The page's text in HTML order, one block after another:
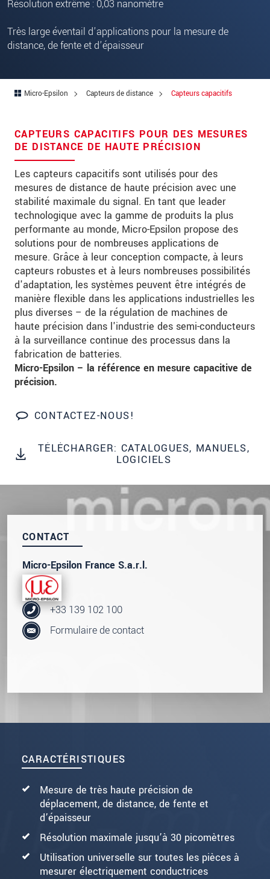
Résolution extrême : 0,03 nanomètre
Très large éventail d’applications pour la mesure de
distance, de fente et d’épaisseur
Micro-Epsilon Capteurs de distance Capteurs capacitifs
CAPTEURS CAPACITIFS POUR DES MESURES
DE DISTANCE DE HAUTE PRÉCISION
Les capteurs capacitifs sont utilisés pour des
mesures de distance de haute précision avec une
stabilité maximale du signal. En tant que leader
technologique avec la gamme de produits la plus
performante au monde, Micro-Epsilon propose des
solutions pour de nombreuses applications de
mesure. Grâce à leur conception compacte, à leurs
capteurs robustes et à leurs nombreuses possibilités
d'adaptation, les systèmes peuvent être intégrés de
manière flexible dans les applications industrielles les
plus diverses – de la régulation de machines de
haute précision dans l'industrie des semi-conducteurs
à la surveillance continue des processus dans la
fabrication de batteries.
Micro-Epsilon – la référence en mesure capacitive de
précision.
CONTACTEZ-NOUS!
TÉLÉCHARGER: CATALOGUES, MANUELS,
LOGICIELS
CARACTÉRISTIQUES
Mesure de très haute précision de
déplacement, de distance, de fente et
d’épaisseur
Résolution maximale jusqu’à 30 picomètres
Utilisation universelle sur toutes les pièces à
mesurer électriquement conductrices
CONTACT
Micro-Epsilon France S.a.r.l.
+33 139 102 100
Formulaire de contact
Code postal
Ville *
Pays*
Email*
Message*
Veuillez me tenir informé des innovations
de produits par e-mail.
* Obligatoire
Nous traitons vos données de manière
confidentielle. Veuillez lire notredéclaration de
protection des données.
ENVOYER MESSAGE